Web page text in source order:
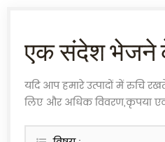
एक संदेश भेजने
यदि आप हमारे उत्पादों में रुचि
लिए और अधिक विवरण,कृपया